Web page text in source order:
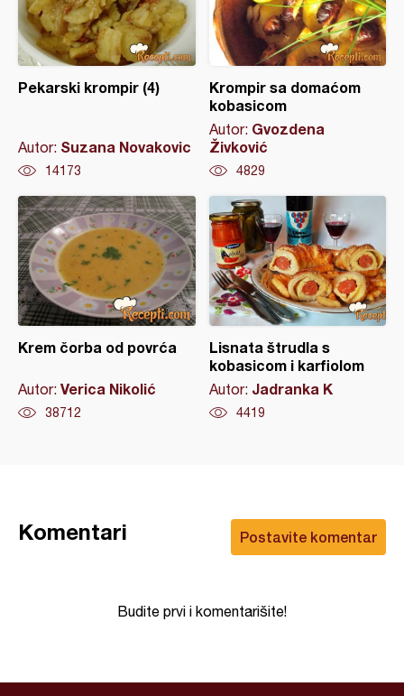
Pekarski krompir (4)
Autor: Suzana Novakovic
14173
Krompir sa domaćom
kobasicom
Autor: Gvozdena
Živković
4829
Krem čorba od povrća
Autor: Verica Nikolić
38712
Lisnata štrudla s
kobasicom i karfiolom
Autor: Jadranka K
4419
Postavite komentar
Komentari
Budite prvi i komentarišite!